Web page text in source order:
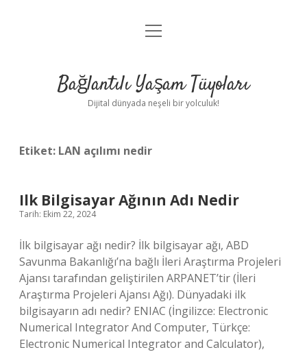
Anasayfa
Yasal Uyarı
menüyü
Bağlantılı Yaşam Tüyoları
Dijital dünyada neşeli bir yolculuk!
Etiket: LAN açılımı nedir
Ilk Bilgisayar Ağının Adı Nedir
Tarih: Ekim 22, 2024
İlk bilgisayar ağı nedir? İlk bilgisayar ağı, ABD
Savunma Bakanlığı’na bağlı İleri Araştırma Projeleri
Ajansı tarafından geliştirilen ARPANET’tir (İleri
Araştırma Projeleri Ajansı Ağı). Dünyadaki ilk
bilgisayarın adı nedir? ENIAC (İngilizce: Electronic
Numerical Integrator And Computer, Türkçe:
Electronic Numerical Integrator and Calculator),